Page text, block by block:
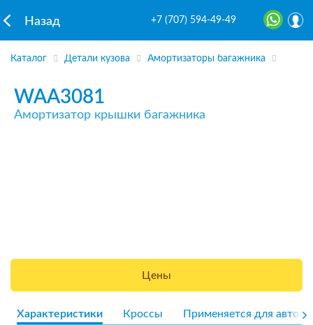
Назад +7 (707) 594-49-49
Каталог Детали кузова Амортизаторы багажника
WAA3081
Амортизатор крышки багажника
Цены
Характеристики Кроссы Применяется для авто